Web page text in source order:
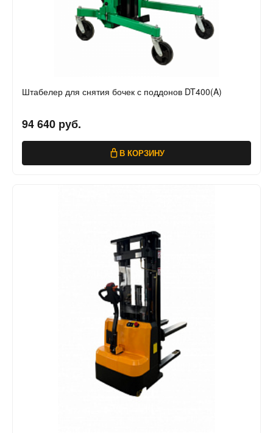
Штабелер для снятия бочек с поддонов DT400(A)
94 640 руб.
В КОРЗИНУ